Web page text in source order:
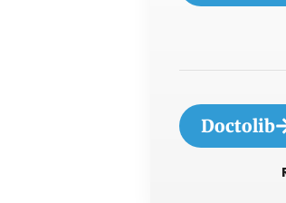
Doctolib